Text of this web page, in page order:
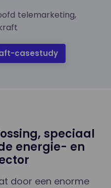
telemarketing,
casestudy
speciaal
energie- en
door een enorme